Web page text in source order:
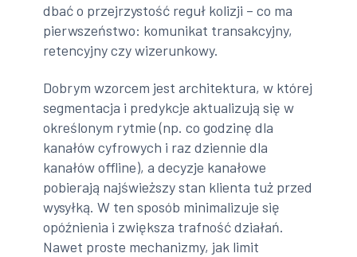
dbać o przejrzystość reguł kolizji – co ma
pierwszeństwo: komunikat transakcyjny,
retencyjny czy wizerunkowy.
Dobrym wzorcem jest architektura, w której
segmentacja i predykcje aktualizują się w
określonym rytmie (np. co godzinę dla
kanałów cyfrowych i raz dziennie dla
kanałów offline), a decyzje kanałowe
pobierają najświeższy stan klienta tuż przed
wysyłką. W ten sposób minimalizuje się
opóźnienia i zwiększa trafność działań.
Nawet proste mechanizmy, jak limit